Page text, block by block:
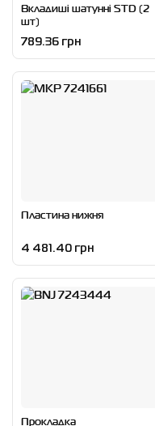
Вкладиші шатунні STD (2
шт)
789.36 грн
Пластина нижня
4 481.40 грн
Прокладка